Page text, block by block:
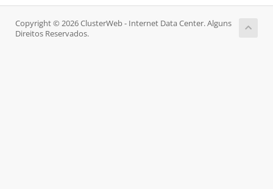
Copyright © 2026 ClusterWeb - Internet Data Center. Alguns
Direitos Reservados.